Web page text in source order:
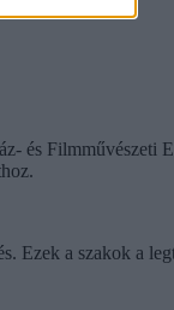
és Filmművészeti
Ezek a szakok a